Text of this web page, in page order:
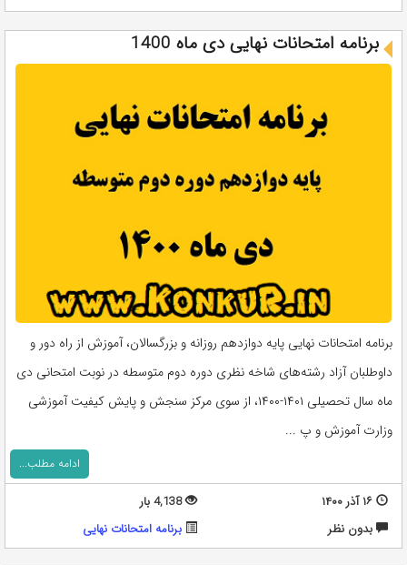
برنامه امتحانات نهایی دی ماه 1400
برنامه امتحانات نهایی پایه دوازدهم روزانه و بزرگسالان، آموزش از راه دور و
داوطلبان آزاد رشته‌های شاخه نظری دوره دوم متوسطه در نوبت امتحانی دی
ماه سال تحصیلی ۱۴۰۱-۱۴۰۰، از سوی مرکز سنجش و پایش کیفیت آموزشی
وزارت آموزش و پ ...
ادامه مطلب...
۱۶ آذر ۱۴۰۰
4,138 بار
بدون نظر
برنامه امتحانات نهایی